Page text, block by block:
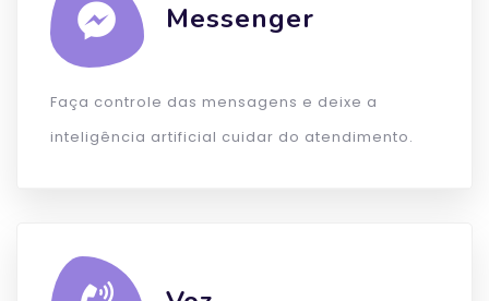
Messenger
Faça controle das mensagens e deixe a
inteligência artificial cuidar do atendimento.